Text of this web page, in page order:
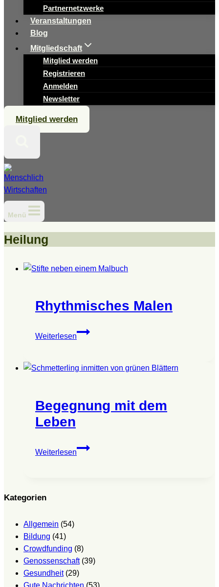
Partnernetzwerke
Veranstaltungen
Blog
Mitgliedschaft
Mitglied werden
Registrieren
Anmelden
Newsletter
Mitglied werden
Menü
Heilung
Rhythmisches Malen
Weiterlesen
Rhythmisches
Begegnung mit dem
Leben
Weiterlesen
Begegnung
Kategorien
Allgemein (54)
Bildung (41)
Crowdfunding (8)
Genossenschaft(39)
Gesundheit(29)
Gute Nachrichten (53)